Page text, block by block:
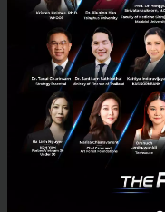
E-mail :